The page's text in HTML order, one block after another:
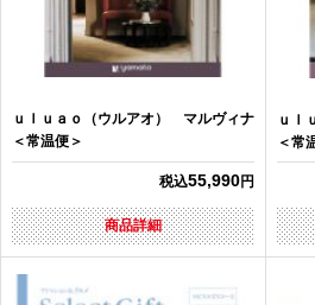
ｕｌｕａｏ（ウルアオ） マルヴィナ
＜常温便＞
税込55,990円
商品詳細
ｕｌ
＜常